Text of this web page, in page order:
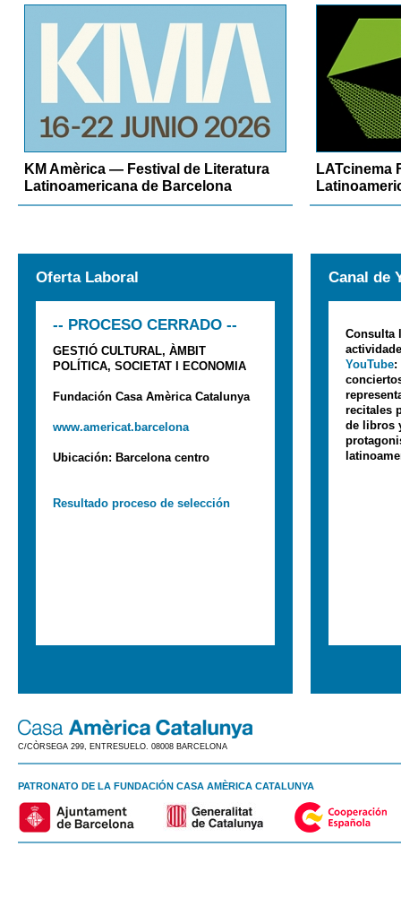
KM Amèrica — Festival de Literatura
Latinoamericana de Barcelona
LATcinema
Oferta Laboral
-- PROCESO CERRADO --
GESTIÓ CULTURAL, ÀMBIT
POLÍTICA, SOCIETAT I ECONOMIA
Fundación Casa Amèrica Catalunya
www.americat.barcelona
Ubicación: Barcelona centro
Resultado proceso de selección
Canal de
Consulta
YouTube:
recitales
de libros
C/CÒRSEGA 299, ENTRESUELO. 08008 BARCELONA
PATRONATO DE LA FUNDACIÓN CASA AMÈRICA CATALUNYA